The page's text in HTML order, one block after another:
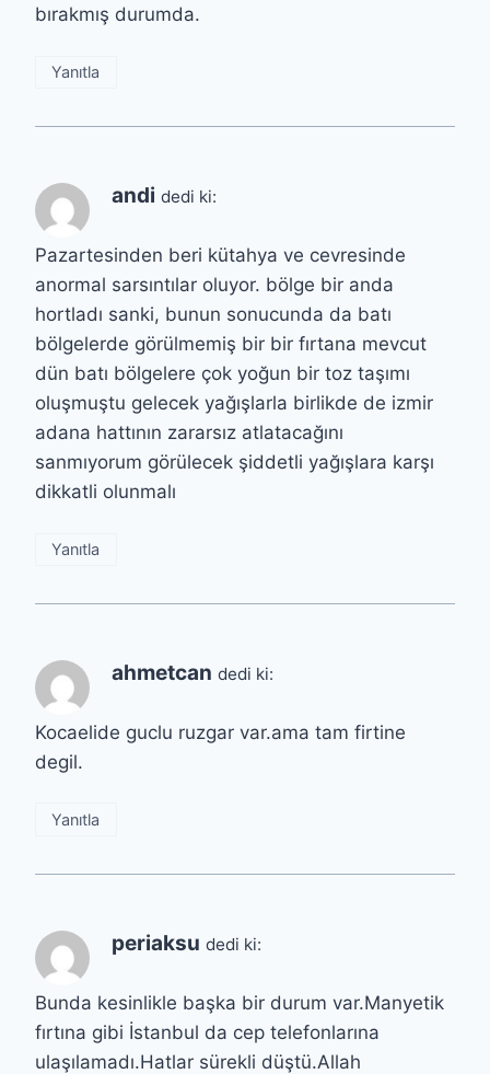
bırakmış durumda.
Yanıtla
andi dedi ki:
Pazartesinden beri kütahya ve cevresinde
anormal sarsıntılar oluyor. bölge bir anda
hortladı sanki, bunun sonucunda da batı
bölgelerde görülmemiş bir bir fırtana mevcut
dün batı bölgelere çok yoğun bir toz taşımı
oluşmuştu gelecek yağışlarla birlikde de izmir
adana hattının zararsız atlatacağını
sanmıyorum görülecek şiddetli yağışlara karşı
dikkatli olunmalı
Yanıtla
ahmetcan dedi ki:
Kocaelide guclu ruzgar var.ama tam firtine
degil.
Yanıtla
periaksu dedi ki:
Bunda kesinlikle başka bir durum var.Manyetik
fırtına gibi İstanbul da cep telefonlarına
ulaşılamadı.Hatlar sürekli düştü.Allah